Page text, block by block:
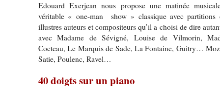
Edouard Exerjean nous propose une matinée
véritable « one-man show » classique avec partitions
illustres auteurs et compositeurs qu’il a choisi de dire
avec Madame de Sévigné, Louise de Vilmorin,
Cocteau, Le Marquis de Sade, La Fontaine, Guitry…
Satie, Poulenc, Ravel…
40 doigts sur un piano